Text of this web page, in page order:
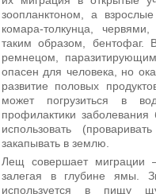
зоопланктоном, а
комара-толкунца,
таким образом, бентофаг.
ремнецом,
опасен для человека, но
развитие половых
может погрузиться в
профилактики
использовать
закапывать в землю.
Лещ совершает миграции
залегая в глубине ямы.
используется в пищу